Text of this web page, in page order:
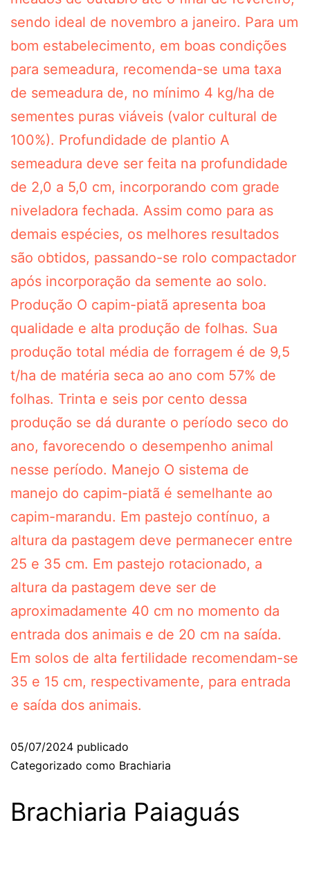
sendo ideal de novembro a janeiro. Para um
bom estabelecimento, em boas condições
para semeadura, recomenda-se uma taxa
de semeadura de, no mínimo 4 kg/ha de
sementes puras viáveis (valor cultural de
100%). Profundidade de plantio A
semeadura deve ser feita na profundidade
de 2,0 a 5,0 cm, incorporando com grade
niveladora fechada. Assim como para as
demais espécies, os melhores resultados
são obtidos, passando-se rolo compactador
após incorporação da semente ao solo.
Produção O capim-piatã apresenta boa
qualidade e alta produção de folhas. Sua
produção total média de forragem é de 9,5
t/ha de matéria seca ao ano com 57% de
folhas. Trinta e seis por cento dessa
produção se dá durante o período seco do
ano, favorecendo o desempenho animal
nesse período. Manejo O sistema de
manejo do capim-piatã é semelhante ao
capim-marandu. Em pastejo contínuo, a
altura da pastagem deve permanecer entre
25 e 35 cm. Em pastejo rotacionado, a
altura da pastagem deve ser de
aproximadamente 40 cm no momento da
entrada dos animais e de 20 cm na saída.
Em solos de alta fertilidade recomendam-se
35 e 15 cm, respectivamente, para entrada
e saída dos animais.
05/07/2024 publicado
Categorizado como Brachiaria
Brachiaria Paiaguás